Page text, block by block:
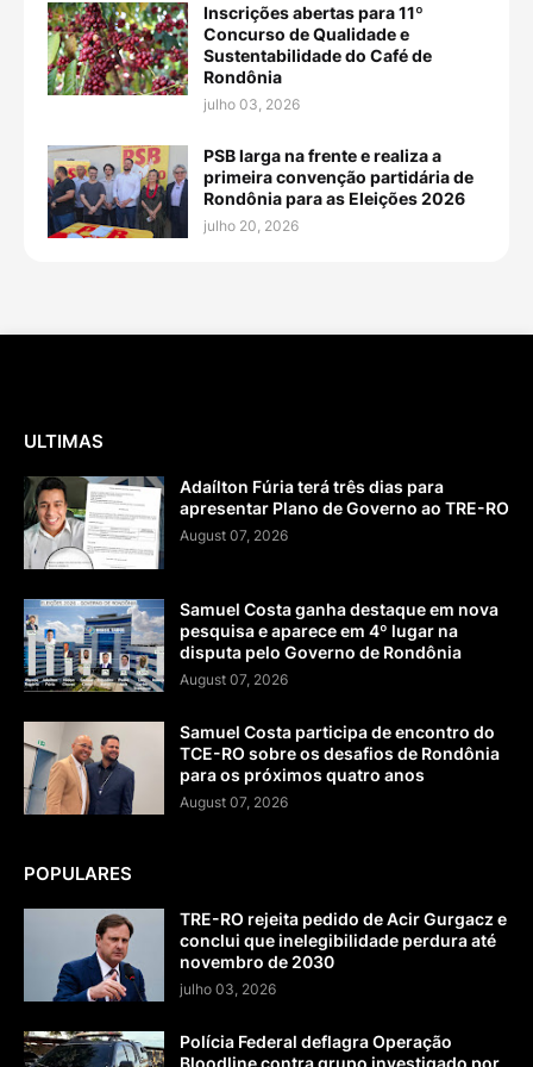
Inscrições abertas para 11º
Concurso de Qualidade e
Sustentabilidade do Café de
Rondônia
julho 03, 2026
PSB larga na frente e realiza a
primeira convenção partidária de
Rondônia para as Eleições 2026
julho 20, 2026
ULTIMAS
Adaílton Fúria terá três dias para
apresentar Plano de Governo ao TRE-RO
August 07, 2026
Samuel Costa ganha destaque em nova
pesquisa e aparece em 4º lugar na
disputa pelo Governo de Rondônia
August 07, 2026
Samuel Costa participa de encontro do
TCE-RO sobre os desafios de Rondônia
para os próximos quatro anos
August 07, 2026
POPULARES
TRE-RO rejeita pedido de Acir Gurgacz e
conclui que inelegibilidade perdura até
novembro de 2030
julho 03, 2026
Polícia Federal deflagra Operação
Bloodline contra grupo investigado por